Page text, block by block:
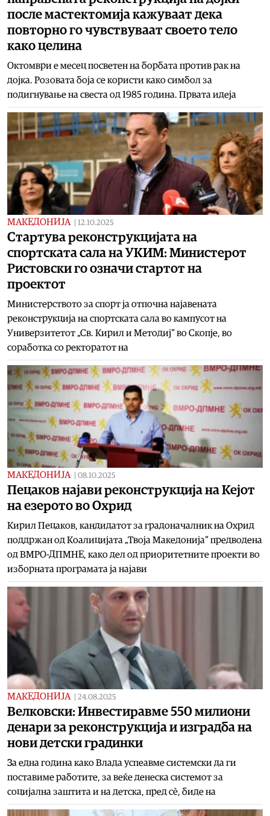
после мастектомија кажуваат дека
повторно го чувствуваат своето тело
како целина
Октомври е месец посветен на борбата против рак на
дојка. Розовата боја се користи како симбол за
подигнување на свеста од 1985 година. Првата идеја
МАКЕДОНИЈА 12.10.2025
Стартува реконструкцијата на
спортската сала на УКИМ: Министерот
Ристовски го означи стартот на
проектот
Министерството за спорт ја отпочна најавената
реконструкција на спортската сала во кампусот на
Универзитетот „Св. Кирил и Методиј“ во Скопје, во
соработка со ректоратот на
МАКЕДОНИЈА 08.10.2025
Пецаков најави реконструкција на Кејот
на езерото во Охрид
Кирил Пецаков, кандидатот за градоначалник на Охрид
поддржан од Коалицијата „Твоја Македонија“ предводена
од ВМРО-ДПМНЕ, како дел од приоритетните проекти во
изборната програмата ја најави
МАКЕДОНИЈА 24.08.2025
Велковски: Инвестиравме 550 милиони
денари за реконструкција и изградба на
нови детски градинки
За една година како Влада успеавме системски да ги
поставиме работите, за веќе денеска системот за
социјална заштита и на детска, пред сè, биде на